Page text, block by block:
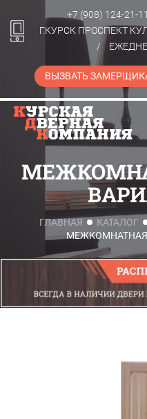
+7 (908) 124-21-11
Г.КУРСК ПРОСПЕКТ
/
ВЫЗВАТЬ
ГЛАВНАЯ КАТАЛОГ
МЕЖКОМНАТНАЯ